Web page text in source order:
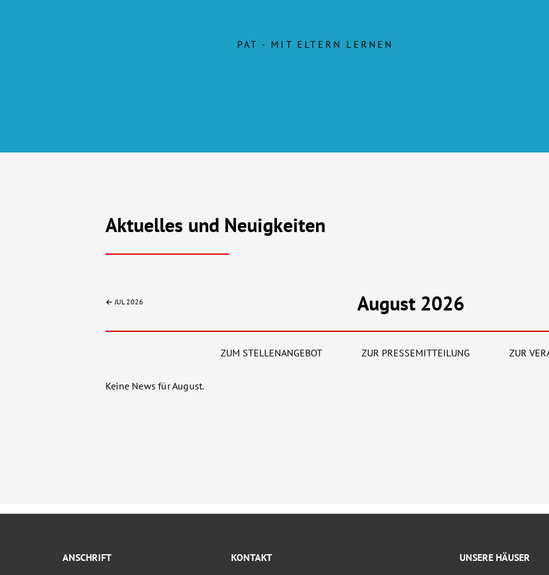
PAT - MIT ELTERN LERNEN
Aktuelles und Neuigkeiten
JUL 2026 August 2026
ZUM STELLENANGEBOT ZUR PRESSEMITTEILUNG ZUR
Keine News für August.
ANSCHRIFT
KONTAKT
UNSERE HÄUSER